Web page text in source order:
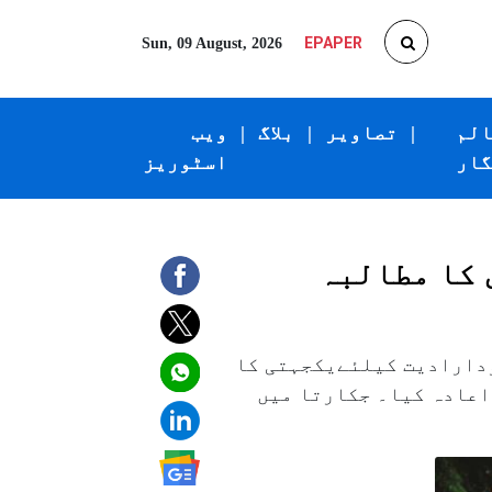
Sun, 09 August, 2026 EPAPER
ویب
اسٹوریز
| بلاگ | تصاویر |
کا مطالبہ
کیلئےیکجہتی کا
کیا۔ جکارتا میں